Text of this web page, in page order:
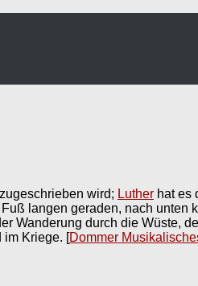
wird; Luther hat es
langen geraden, nach unten
Wanderung durch die Wüste,
im Kriege. [Dommer